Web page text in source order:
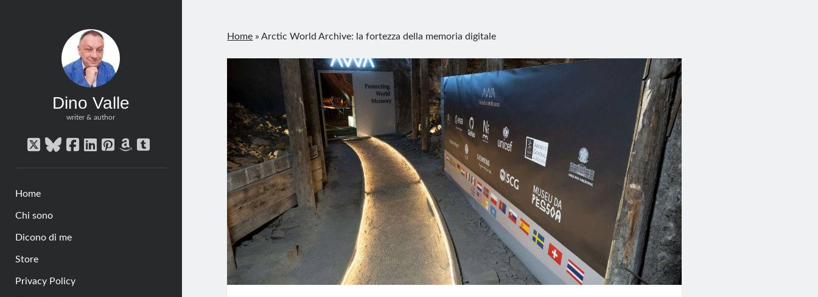
Dino Valle
writer & author
twitterbluesky
facebook
linkedin
pinterest
amazon
tumblr
Home
Chi sono
Dicono di me
Store
Privacy Policy
Home »Arctic World Archive: la fortezza della memoria digitale